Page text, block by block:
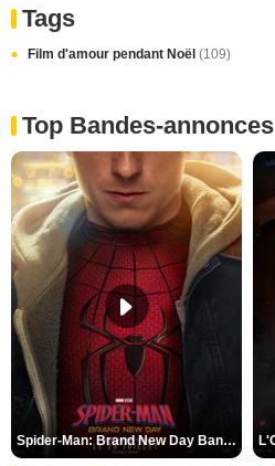
Tags
Film d'amour pendant Noël (109)
Top Bandes-annonces
Spider-Man: Brand New Day Bande-annonce VO STFR